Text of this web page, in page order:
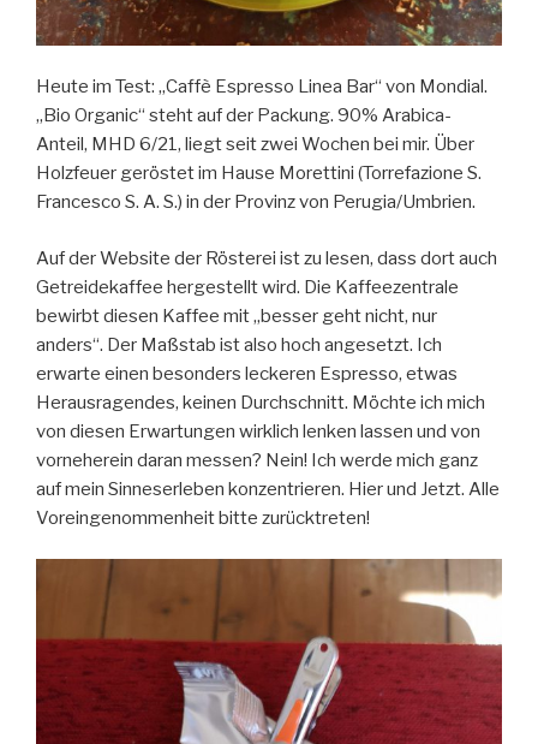
Heute im Test: „Caffè Espresso Linea Bar“ von Mondial.
„Bio Organic“ steht auf der Packung. 90% Arabica-
Anteil, MHD 6/21, liegt seit zwei Wochen bei mir. Über
Holzfeuer geröstet im Hause Morettini (Torrefazione S.
Francesco S. A. S.) in der Provinz von Perugia/Umbrien.
Auf der Website der Rösterei ist zu lesen, dass dort auch
Getreidekaffee hergestellt wird. Die Kaffeezentrale
bewirbt diesen Kaffee mit „besser geht nicht, nur
anders“. Der Maßstab ist also hoch angesetzt. Ich
erwarte einen besonders leckeren Espresso, etwas
Herausragendes, keinen Durchschnitt. Möchte ich mich
von diesen Erwartungen wirklich lenken lassen und von
vorneherein daran messen? Nein! Ich werde mich ganz
auf mein Sinneserleben konzentrieren. Hier und Jetzt. Alle
Voreingenommenheit bitte zurücktreten!